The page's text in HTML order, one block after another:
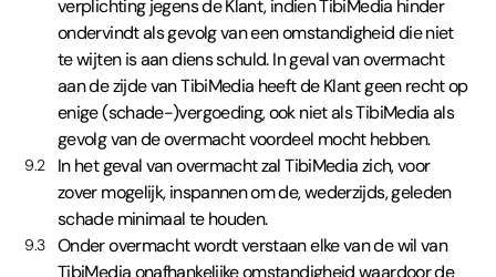
verplichting jegens de Klant, indien TibiMedia hinder
ondervindt als gevolg van een omstandigheid die niet
te wijten is aan diens schuld. In geval van overmacht
aan de zijde van TibiMedia heeft de Klant geen recht op
enige (schade-)vergoeding, ook niet als TibiMedia als
gevolg van de overmacht voordeel mocht hebben.
9.2
In het geval van overmacht zal TibiMedia zich, voor
zover mogelijk, inspannen om de, wederzijds, geleden
schade minimaal te houden.
9.3
Onder overmacht wordt verstaan elke van de wil van
TibiMedia onafhankelijke omstandigheid waardoor de